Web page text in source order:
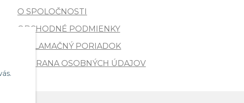
O SPOLOČNOSTI
OBCHODNÉ PODMIENKY
REKLAMAČNÝ PORIADOK
OCHRANA OSOBNÝCH ÚDAJOV